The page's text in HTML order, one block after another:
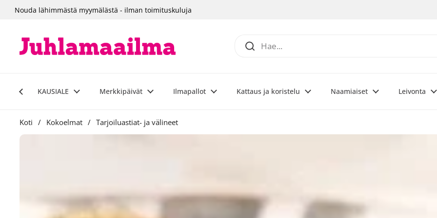
Siirry sisältöön
Nouda lähimmästä myymälästä - ilman toimituskuluja
KAUSIALE Merkkipäivät Ilmapallot Kattaus ja koristelu Naamiaiset Leivonta
Koti / Kokoelmat / Tarjoiluastiat- ja välineet